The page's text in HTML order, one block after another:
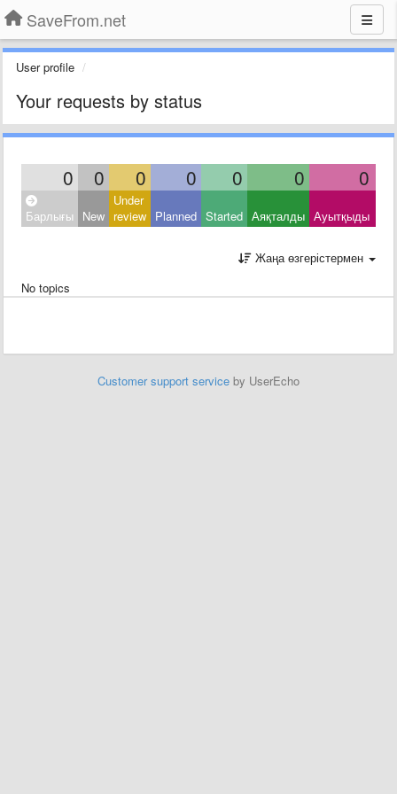
SaveFrom.net
User profile
Your requests by status
0 0 0 0 0 0 0
Барлығы New
Under
review Planned Started Аяқталды Ауытқыды
Жаңа өзгерістермен
No topics
Customer support service by UserEcho